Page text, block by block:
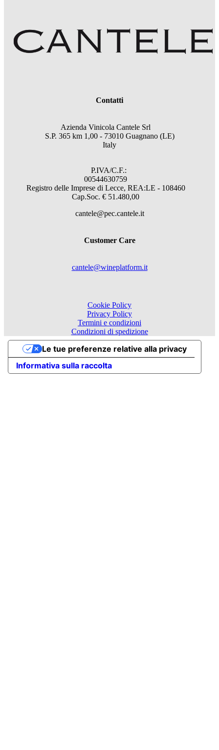
Contatti
Azienda Vinicola Cantele Srl
S.P. 365 km 1,00 - 73010 Guagnano (LE)
Italy
P.IVA/C.F.:
00544630759
Registro delle Imprese di Lecce, REA:LE - 108460
Cap.Soc. € 51.480,00
cantele@pec.cantele.it
Customer Care
cantele@wineplatform.it
Cookie Policy
Privacy Policy
Termini e condizioni
Condizioni di spedizione
Informativa sulla raccolta
Le tue preferenze relative alla privacy